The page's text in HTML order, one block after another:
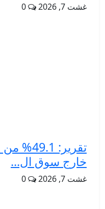
غشت 7, 2026 0
تقرير:
خارج سوق ال...
غشت 7, 2026 0